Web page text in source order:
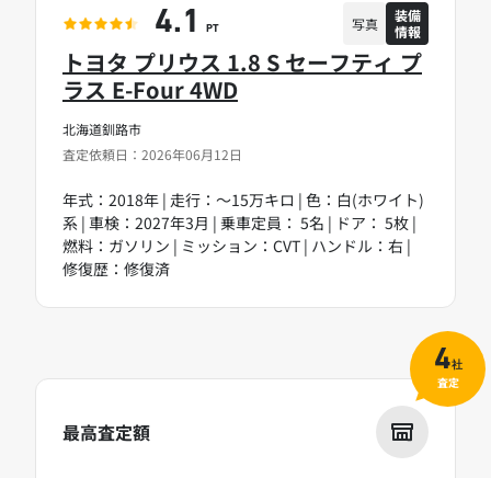
北海道釧路市
査定依頼日：2026年06月12日
トヨタ プリウス 1.8 S セーフティ プ
ラス E-Four 4WD
年式：2018年 | 走行：～15万キロ | 色：白(ホワイト)
系 | 車検：2027年3月 | 乗車定員： 5名 | ドア： 5枚 |
燃料：ガソリン | ミッション：CVT | ハンドル：右 |
修復歴：修復済
4.1 PT 写真
装備
情報
最高査定額
4社
査定